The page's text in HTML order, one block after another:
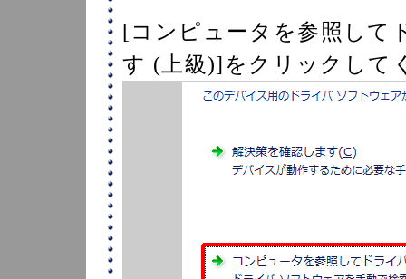
[コンピュータを参照して
す (上級)]をクリックして